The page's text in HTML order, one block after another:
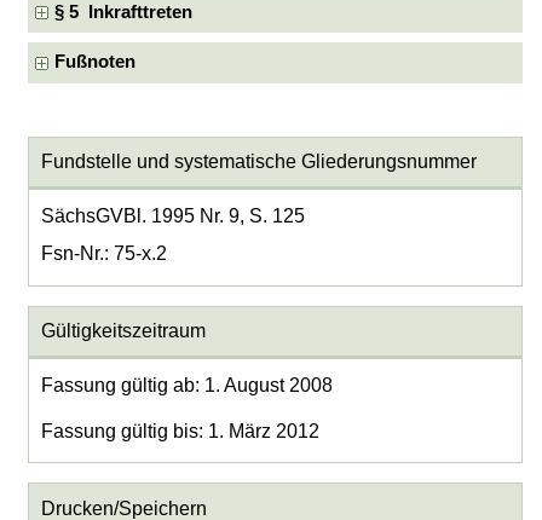
§ 5 Inkrafttreten
Fußnoten
Fundstelle und systematische Gliederungsnummer
SächsGVBl. 1995 Nr. 9, S. 125
Fsn-Nr.: 75-x.2
Gültigkeitszeitraum
Fassung gültig ab: 1. August 2008
Fassung gültig bis: 1. März 2012
Drucken/Speichern